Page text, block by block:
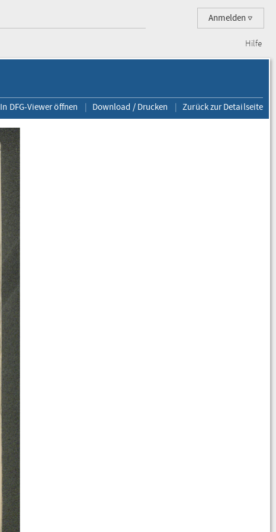
Anmelden
Hilfe
In DFG-Viewer öffnen Download / Drucken Zurück zur Detailseite